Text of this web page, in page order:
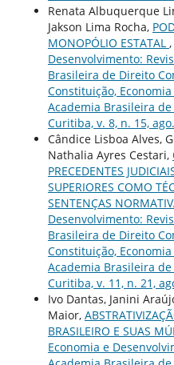
Renata Albuquerque
Jakson Lima Rocha,
MONOPÓLIO ESTATAL ,
Desenvolvimento:
Brasileira de Direito
Constituição,
Academia Brasileira
Curitiba, v. 8, n. 15,
Cândice Lisboa Alves,
Nathalia Ayres Cestari,
PRECEDENTES
SUPERIORES COMO
SENTENÇAS
Desenvolvimento:
Brasileira de Direito
Constituição,
Academia Brasileira
Curitiba, v. 11, n. 21,
Ivo Dantas, Janini
Maior,
BRASILEIRO E SUAS
Economia e